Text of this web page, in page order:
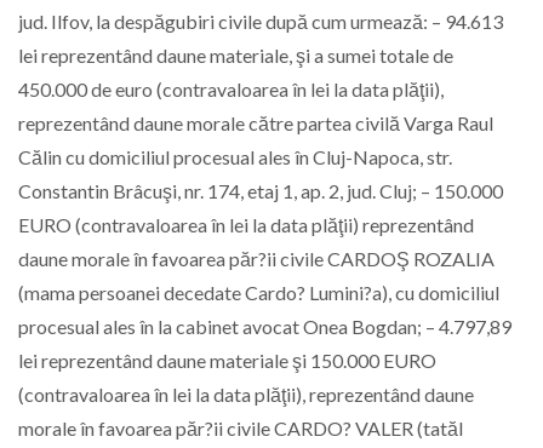
jud. Ilfov, la despăgubiri civile după cum urmează: – 94.613
lei reprezentând daune materiale, şi a sumei totale de
450.000 de euro (contravaloarea în lei la data plăţii),
reprezentând daune morale către partea civilă Varga Raul
Călin cu domiciliul procesual ales în Cluj-Napoca, str.
Constantin Brâcuşi, nr. 174, etaj 1, ap. 2, jud. Cluj; – 150.000
EURO (contravaloarea în lei la data plăţii) reprezentând
daune morale în favoarea păr?ii civile CARDOŞ ROZALIA
(mama persoanei decedate Cardo? Lumini?a), cu domiciliul
procesual ales în la cabinet avocat Onea Bogdan; – 4.797,89
lei reprezentând daune materiale şi 150.000 EURO
(contravaloarea în lei la data plăţii), reprezentând daune
morale în favoarea păr?ii civile CARDO? VALER (tatăl